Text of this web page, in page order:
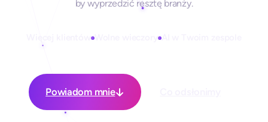
by wyprzedzić resztę branży.
Wolne wieczory AI w Twoim zespole
Powiadom mnie